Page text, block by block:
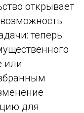
открывает
теперь
или
для